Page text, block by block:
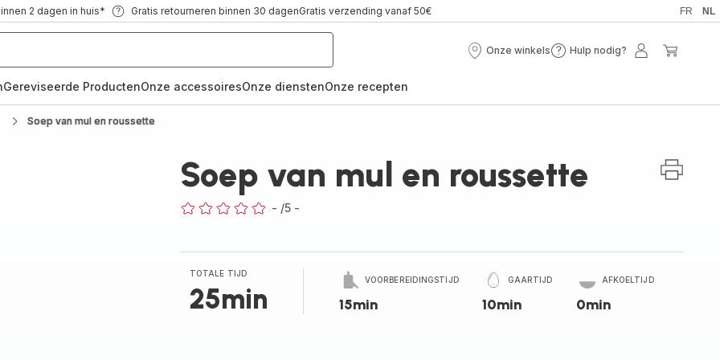
2 dagen in huis* Gratis retourneren binnen 30 dagenGratis verzending vanaf 50€ FR NL
Onze winkels
Onze
Hulp nodig?
Hulp
Mijn
Gereviseerde ProductenOnze accessoiresOnze dienstenOnze recepten
Soep van mul en roussette
Soep van mul en roussette
- /5 -
TOTALE TIJD
25min
VOORBEREIDINGSTIJD
15min
GAARTIJD
10min
AFKOELTIJD
0min